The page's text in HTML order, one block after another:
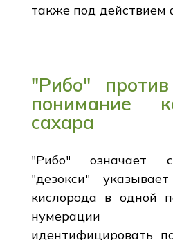
также под действием
"Рибо"
понимание
сахара
"Рибо" означает
"дезокси"
кислорода в одной
нумерации
идентифицировать